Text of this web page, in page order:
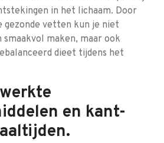
in het lichaam. Door
gezonde vetten kun je niet
maken, maar ook
dieet tijdens het
en kant-